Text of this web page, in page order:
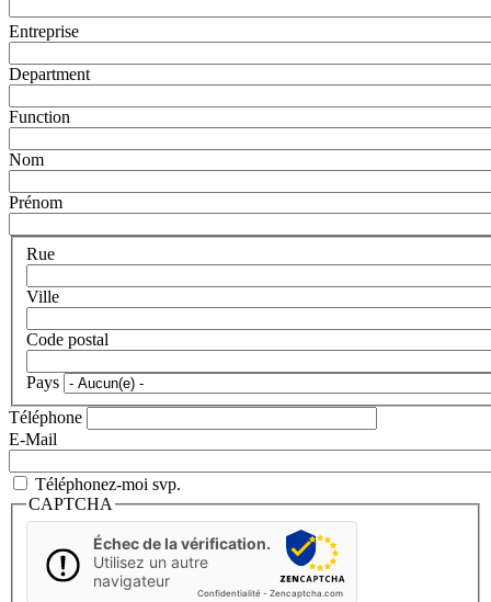
Entreprise
Department
Function
Nom
Prénom
Rue
Ville
Code postal
Pays
Téléphone
E-Mail
Téléphonez-moi svp.
CAPTCHA
Échec de la vérification.
Utilisez un autre
navigateur
Confidentialité - Zencaptcha.com